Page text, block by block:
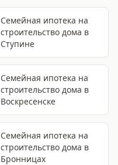
Семейная ипотека на
строительство дома в
Ступине
Семейная ипотека на
строительство дома в
Воскресенске
Семейная ипотека на
строительство дома в
Бронницах